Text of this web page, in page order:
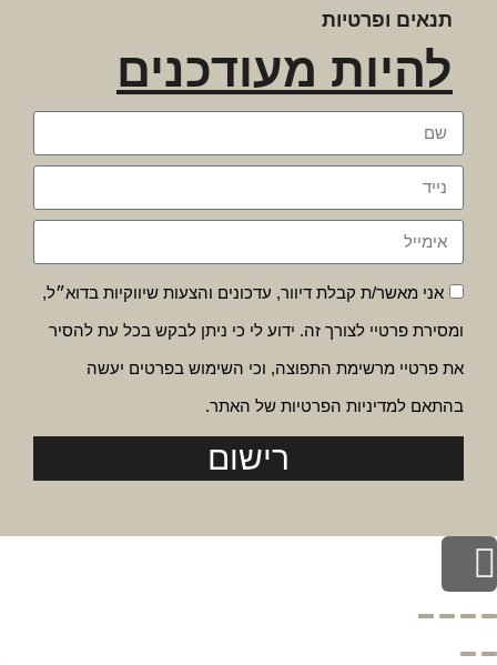
תנאים ופרטיות
להיות מעודכנים
אני מאשר/ת קבלת דיוור, עדכונים והצעות שיווקיות בדוא״ל,
ומסירת פרטיי לצורך זה. ידוע לי כי ניתן לבקש בכל עת להסיר
את פרטיי מרשימת התפוצה, וכי השימוש בפרטים יעשה
בהתאם למדיניות הפרטיות של האתר.
רישום
לראש העמוד